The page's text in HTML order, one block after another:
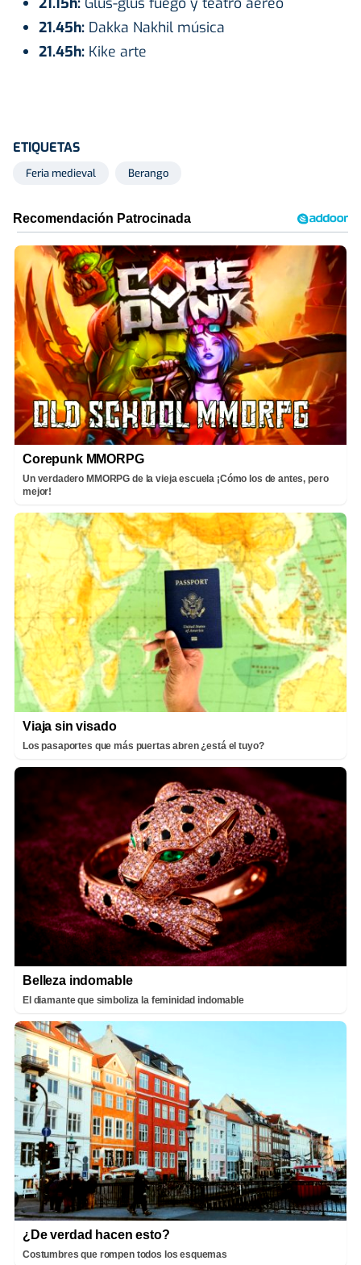
21.45h: Dakka Nakhil música
21.45h: Kike arte
ETIQUETAS
Feria medieval Berango
Corepunk MMORPG
Un verdadero MMORPG de la vieja escuela ¡Cómo los de antes, pero
mejor!
Viaja sin visado
Los pasaportes que más puertas abren ¿está el tuyo?
Belleza indomable
El diamante que simboliza la feminidad indomable
¿De verdad hacen esto?
Costumbres que rompen todos los esquemas